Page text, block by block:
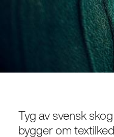
Tyg av svensk
bygger om